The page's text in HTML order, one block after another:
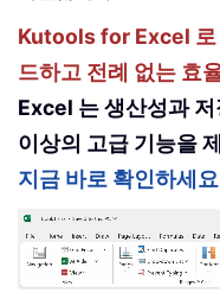
Kutools for Excel 로
드하고 전례 없는 효
Excel 는 생산성과
이상의 고급 기능을
지금 바로 확인하세요